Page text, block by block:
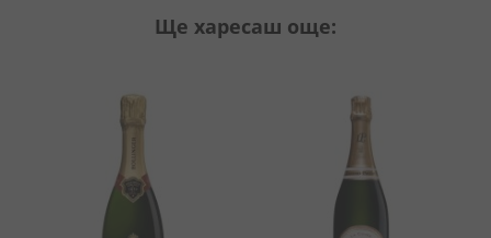
Ще харесаш още: